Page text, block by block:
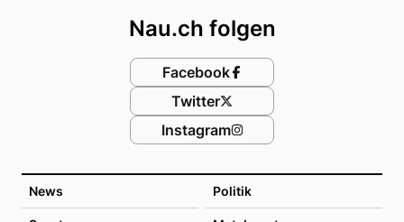
News Politik
Nau.ch folgen
Facebook
Twitter
Instagram